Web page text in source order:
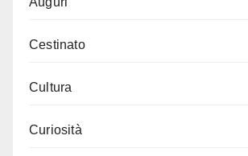
Cestinato
Cultura
Curiosità